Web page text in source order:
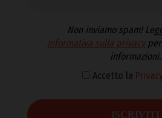
Non inviamo spam!
Informativa sulla privacyper
informazioni.
Accetto la